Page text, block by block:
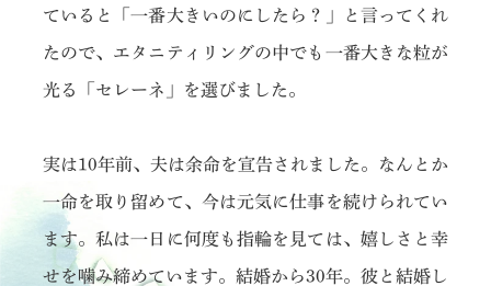
ていると「一番大きいのにしたら？」と言ってくれ
たので、エタニティリングの中でも一番大きな粒が
光る「セレーネ」を選びました。
実は10年前、夫は余命を宣告されました。なんとか
一命を取り留めて、今は元気に仕事を続けられてい
ます。私は一日に何度も指輪を見ては、嬉しさと幸
せを噛み締めています。結婚から30年。彼と結婚し